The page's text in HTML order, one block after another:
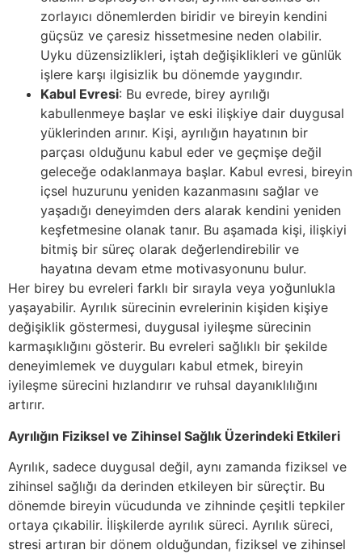
zorlayıcı dönemlerden biridir ve bireyin kendini
güçsüz ve çaresiz hissetmesine neden olabilir.
Uyku düzensizlikleri, iştah değişiklikleri ve günlük
işlere karşı ilgisizlik bu dönemde yaygındır.
Kabul Evresi: Bu evrede, birey ayrılığı
kabullenmeye başlar ve eski ilişkiye dair duygusal
yüklerinden arınır. Kişi, ayrılığın hayatının bir
parçası olduğunu kabul eder ve geçmişe değil
geleceğe odaklanmaya başlar. Kabul evresi, bireyin
içsel huzurunu yeniden kazanmasını sağlar ve
yaşadığı deneyimden ders alarak kendini yeniden
keşfetmesine olanak tanır. Bu aşamada kişi, ilişkiyi
bitmiş bir süreç olarak değerlendirebilir ve
hayatına devam etme motivasyonunu bulur.
Her birey bu evreleri farklı bir sırayla veya yoğunlukla
yaşayabilir. Ayrılık sürecinin evrelerinin kişiden kişiye
değişiklik göstermesi, duygusal iyileşme sürecinin
karmaşıklığını gösterir. Bu evreleri sağlıklı bir şekilde
deneyimlemek ve duyguları kabul etmek, bireyin
iyileşme sürecini hızlandırır ve ruhsal dayanıklılığını
artırır.
Ayrılığın Fiziksel ve Zihinsel Sağlık Üzerindeki Etkileri
Ayrılık, sadece duygusal değil, aynı zamanda fiziksel ve
zihinsel sağlığı da derinden etkileyen bir süreçtir. Bu
dönemde bireyin vücudunda ve zihninde çeşitli tepkiler
ortaya çıkabilir. İlişkilerde ayrılık süreci. Ayrılık süreci,
stresi artıran bir dönem olduğundan, fiziksel ve zihinsel